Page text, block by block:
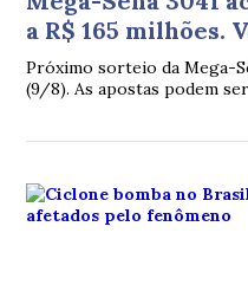
a R$ 165 milhões.
Próximo sorteio da Mega-
(9/8). As apostas podem